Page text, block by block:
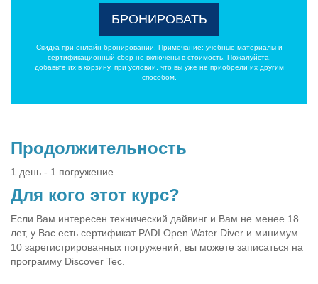
БРОНИРОВАТЬ
Скидка при онлайн-бронировании. Примечание: учебные материалы и
сертификационный сбор не включены в стоимость. Пожалуйста,
добавьте их в корзину, при условии, что вы уже не приобрели их другим
способом.
Продолжительность
1 день - 1 погружение
Для кого этот курс?
Если Вам интересен технический дайвинг и Вам не менее 18
лет, у Вас есть сертификат PADI Open Water Diver и минимум
10 зарегистрированных погружений, вы можете записаться на
программу Discover Tec.